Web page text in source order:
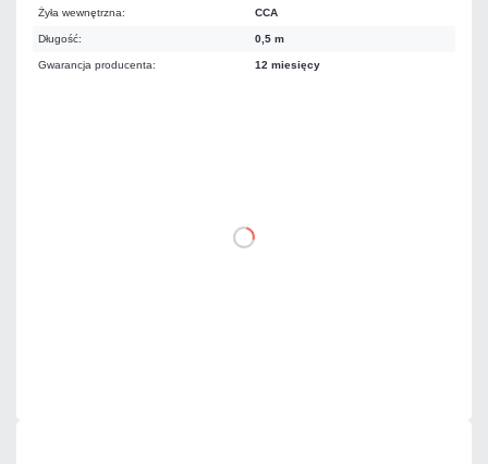
Żyła wewnętrzna: CCA
Długość: 0,5 m
Gwarancja producenta: 12 miesięcy
DO KOSZYKA